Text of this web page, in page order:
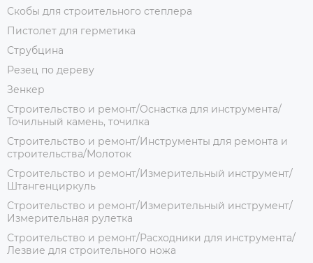
Скобы для строительного степлера
Пистолет для герметика
Струбцина
Резец по дереву
Зенкер
Строительство и ремонт/Оснастка для инструмента/
Точильный камень, точилка
Строительство и ремонт/Инструменты для ремонта и
строительства/Молоток
Строительство и ремонт/Измерительный инструмент/
Штангенциркуль
Строительство и ремонт/Измерительный инструмент/
Измерительная рулетка
Строительство и ремонт/Расходники для инструмента/
Лезвие для строительного ножа